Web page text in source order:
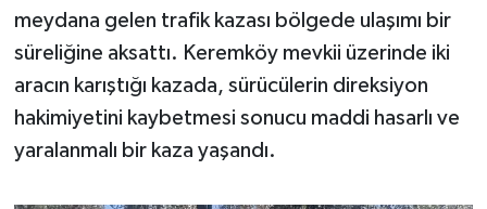
meydana gelen trafik kazası bölgede ulaşımı bir
süreliğine aksattı. Keremköy mevkii üzerinde iki
aracın karıştığı kazada, sürücülerin direksiyon
hakimiyetini kaybetmesi sonucu maddi hasarlı ve
yaralanmalı bir kaza yaşandı.
KENT GÜNDEMİ
Kepsut
KÜLTÜR-SANAT